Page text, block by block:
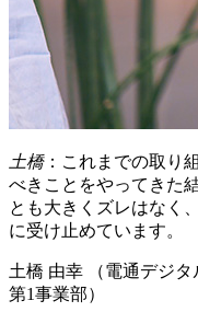
土橋：これまでの取り
べきことをやってきた
とも大きくズレはなく
に受け止めています。
土橋 由幸 （電通デジ
第1事業部）